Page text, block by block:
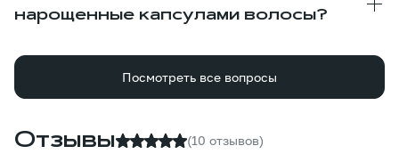
нарощенные капсулами волосы?
Посмотреть все вопросы
Отзывы (10 отзывов)